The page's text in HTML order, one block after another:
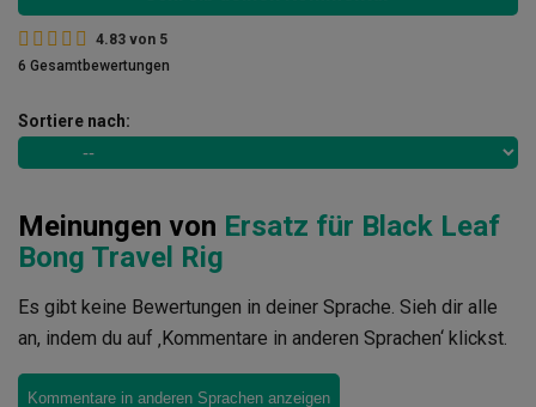
4.83 von 5
6 Gesamtbewertungen
Sortiere nach:
Meinungen von Ersatz für Black Leaf
Bong Travel Rig
Es gibt keine Bewertungen in deiner Sprache. Sieh dir alle
an, indem du auf ‚Kommentare in anderen Sprachen‘ klickst.
Kommentare in anderen Sprachen anzeigen